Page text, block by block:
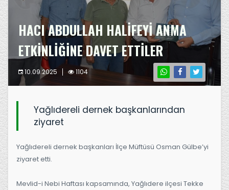
HACI ABDULLAH HALİFEYİ ANMA
ETKİNLİĞİNE DAVET ETTİLER
10.09.2025 1104
Yağlıdereli dernek başkanlarından
ziyaret
Yağlıdereli dernek başkanları İlçe Müftüsü Osman Gülbe’yi
ziyaret etti.
Mevlid-i Nebi Haftası kapsamında, Yağlıdere ilçesi Tekke